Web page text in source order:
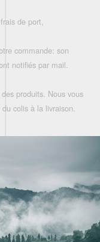
de port,
commande: son
notifiés par mail.
produits. Nous vous
colis à la livraison.